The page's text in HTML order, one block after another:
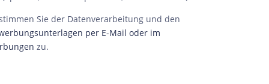
Sie der Datenverarbeitung und den
per E-Mail oder im
zu.